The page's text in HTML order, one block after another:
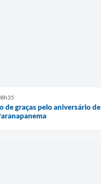
de graças pelo aniversário de